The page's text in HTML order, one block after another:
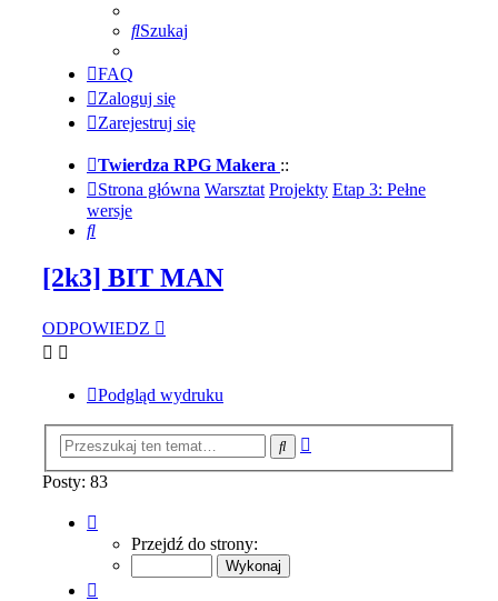
Szukaj
FAQ
Zaloguj się
Zarejestruj się
Twierdza RPG Makera ::
Strona główna Warsztat Projekty Etap 3: Pełne
wersje
Szukaj
[2k3] BIT MAN
ODPOWIEDZ
Podgląd wydruku
Szukaj
Posty: 83
Przejdź do strony: